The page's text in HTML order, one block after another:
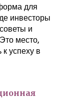
для
инвесторы
и
место,
успеху в